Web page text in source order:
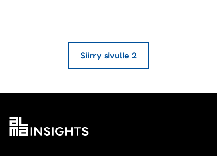
Siirry sivulle 2